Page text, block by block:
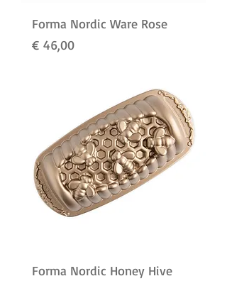
Forma Nordic Ware Rose
Preço
€ 46,00
Forma Nordic Honey Hive